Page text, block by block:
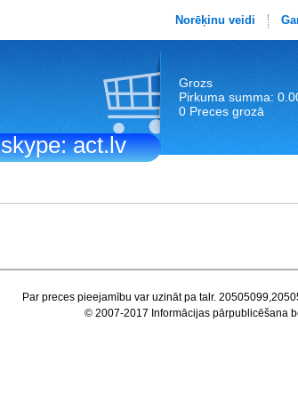
skype: act.lv
Norēķinu veidi
Grozs
Pirkuma summa:
0 Preces grozā
Par preces pieejamību var uzināt pa talr.
© 2007-2017 Informācijas pārpublicēšana